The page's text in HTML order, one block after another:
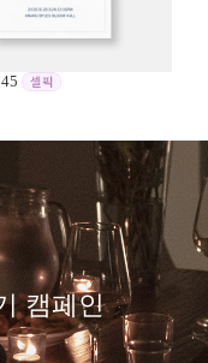
캠페인